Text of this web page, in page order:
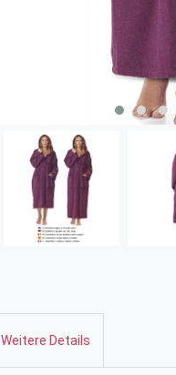
Weitere Details